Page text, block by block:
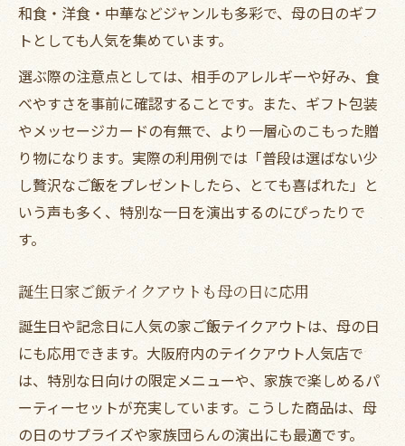
和食・洋食・中華などジャンルも多彩で、母の日のギフ
トとしても人気を集めています。
選ぶ際の注意点としては、相手のアレルギーや好み、食
べやすさを事前に確認することです。また、ギフト包装
やメッセージカードの有無で、より一層心のこもった贈
り物になります。実際の利用例では「普段は選ばない少
し贅沢なご飯をプレゼントしたら、とても喜ばれた」と
いう声も多く、特別な一日を演出するのにぴったりで
す。
誕生日家ご飯テイクアウトも母の日に応用
誕生日や記念日に人気の家ご飯テイクアウトは、母の日
にも応用できます。大阪府内のテイクアウト人気店で
は、特別な日向けの限定メニューや、家族で楽しめるパ
ーティーセットが充実しています。こうした商品は、母
の日のサプライズや家族団らんの演出にも最適です。